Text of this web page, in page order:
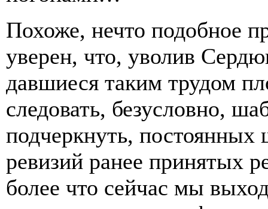
Похоже, нечто подобное
уверен, что, уволив
давшиеся таким трудом
следовать, безусловно,
подчеркнуть, постоянных
ревизий ранее принятых
более что сейчас мы